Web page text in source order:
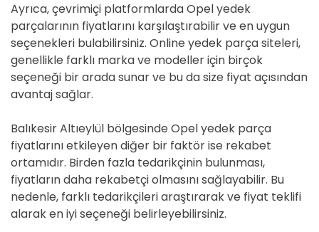
Ayrıca, çevrimiçi platformlarda Opel yedek
parçalarının fiyatlarını karşılaştırabilir ve en uygun
seçenekleri bulabilirsiniz. Online yedek parça siteleri,
genellikle farklı marka ve modeller için birçok
seçeneği bir arada sunar ve bu da size fiyat açısından
avantaj sağlar.
Balıkesir Altıeylül bölgesinde Opel yedek parça
fiyatlarını etkileyen diğer bir faktör ise rekabet
ortamıdır. Birden fazla tedarikçinin bulunması,
fiyatların daha rekabetçi olmasını sağlayabilir. Bu
nedenle, farklı tedarikçileri araştırarak ve fiyat teklifi
alarak en iyi seçeneği belirleyebilirsiniz.